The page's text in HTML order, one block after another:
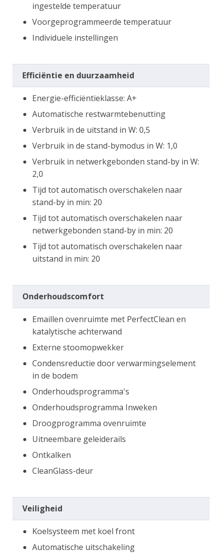
ingestelde temperatuur
Voorgeprogrammeerde temperatuur
Individuele instellingen
Efficiëntie en duurzaamheid
Energie-efficiëntieklasse: A+
Automatische restwarmtebenutting
Verbruik in de uitstand in W: 0,5
Verbruik in de stand-bymodus in W: 1,0
Verbruik in netwerkgebonden stand-by in W:
2,0
Tijd tot automatisch overschakelen naar
stand-by in min: 20
Tijd tot automatisch overschakelen naar
netwerkgebonden stand-by in min: 20
Tijd tot automatisch overschakelen naar
uitstand in min: 20
Onderhoudscomfort
Emaillen ovenruimte met PerfectClean en
katalytische achterwand
Externe stoomopwekker
Condensreductie door verwarmingselement
in de bodem
Onderhoudsprogramma's
Onderhoudsprogramma Inweken
Droogprogramma ovenruimte
Uitneembare geleiderails
Ontkalken
CleanGlass-deur
Veiligheid
Koelsysteem met koel front
Automatische uitschakeling